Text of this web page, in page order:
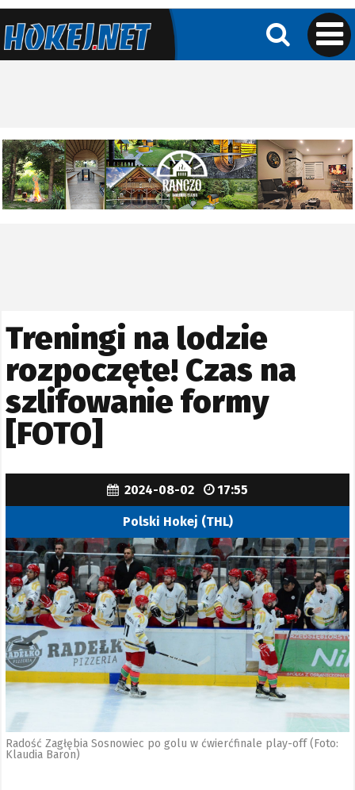
Treningi na lodzie
rozpoczęte! Czas na
szlifowanie formy
[FOTO]
2024-08-02 17:55
Polski Hokej (THL)
Radość Zagłębia Sosnowiec po golu w ćwierćfinale play-off (Foto:
Klaudia Baron)